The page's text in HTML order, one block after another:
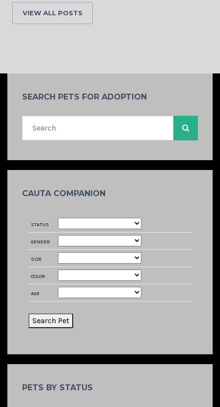
VIEW ALL POSTS
SEARCH PETS FOR ADOPTION
CAUTA COMPANION
STATUS
GENDER
SIZE
COLOR
AGE
PETS BY STATUS